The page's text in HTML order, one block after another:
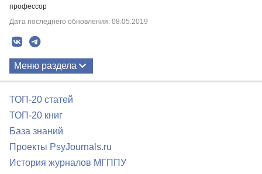
профессор
Дата последнего обновления: 08.05.2019
Меню раздела
ТОП-20 статей
ТОП-20 книг
База знаний
Проекты PsyJournals.ru
История журналов МГППУ